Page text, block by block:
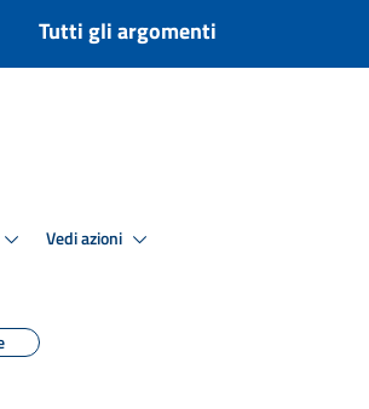
Tutti gli argomenti
Vedi azioni